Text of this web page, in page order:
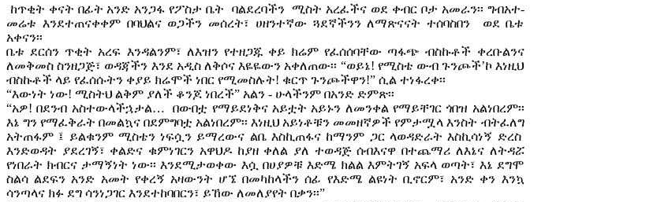
ከጥቂት ቀናት በፊት አንድ አንጋፋ የፖስታ ቤት ባልደረባችን ሚስት አረፈችና ወደ ቀብር ቦታ አመራን፡፡ ግብአተ-
መሬቱ እንደተጠናቀቀም በባህልና ወጋችን መሰረት፣ ሀዘንተኛው ጓደኛችንን ለማጽናናት ተሰባስበን ወደ ቤቱ
አቀናን፡፡
ቤቱ ደርሰን ጥቂት አረፍ እንዳልንም፣ ለእዝን የተዘጋጁ ቀይ ክሬም የፈሰሰባቸው ጣፋጭ ብስኩቶች ቀረቡልንና
ለመቅመስ ስንዘጋጅ፣ ወዳጃችን እንደ አዲስ ለቅሶና እዬዬውን አቀለጠው፡፡ “ወይኔ! የሚስቴ ውብ ጉንጮች’ኮ እነዚህ
ብስኩቶች ላይ የፈሰሱትን ቀያይ ክሬሞች ነበር የሚመስሉት! ቁርጥ ጉንጮችዋን!” ሲል ተነፋረቀ፡፡
“እውነት ነው! ሚስትህ ልቅም ያለች ቆንጆ ነበረች” አልን - ሁላችንም በአንድ ድምጽ፡፡
“አዎ! በደንብ አስተውላችኋታል… በውበቷ የማይደነቅና አይቷት አይኑን ለመንቀል የማይቸገር ጎበዝ አልነበረም፡፡
እኔ ግን የማፈቅራት በመልኳና በደምግባቷ አልነበረም፡፡ እነዚህ አይነቶቹን መመዘኛዎች የምታሟላ እንስት ብትፈለግ
አትጠፋም ፤ ይልቁንም ሚስቴን ነፍሷን ይማረውና ልቤ እስኪጠፋና ከማንም ጋር ላወዳድራት እስኪሳነኝ ድረስ
እንድወዳት ያደረገኝ፣ ቀልድና ቁምነገርን አዋህዶ ከያዘ ቀለል ያለ ተወዳጅ ሰብእናዋ በተጨማሪ ለእኔና ለትዳሯ
የነበራት ክብርና ታማኝነት ነው፡፡ እንደሚታወቀው እሷ በሀያዎቹ እድሜ ክልል እምትገኝ አፍላ ወጣት፣ እኔ ደግሞ
ስልሳ ልደፍን አንድ አመት የቀረኝ አዛውንት ሆኜ በመካከላችን ሰፊ የእድሜ ልዩነት ቢኖርም፣ አንድ ቀን እንኳ
ሳንጣላና ክፉ ደግ ሳንነጋገር እንደተከባበርን፣ ይኸው ለመለያየት በቃን፡፡”